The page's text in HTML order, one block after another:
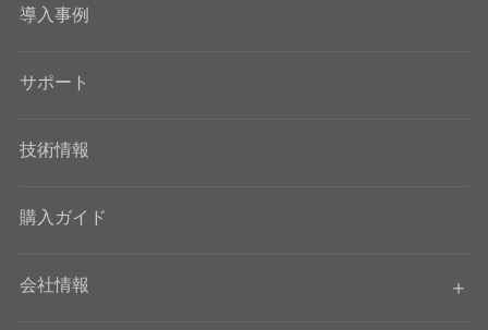
導入事例
サポート
技術情報
購入ガイド
会社情報